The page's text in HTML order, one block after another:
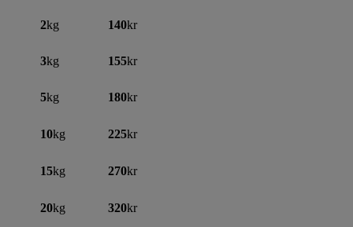
2kg 140kr
3kg 155kr
5kg 180kr
10kg 225kr
15kg 270kr
20kg 320kr